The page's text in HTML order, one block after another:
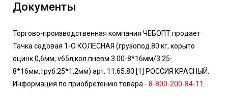
Документы
Торгово-производственная компания ЧЕБОПТ продает
Тачка садовая 1-О КОЛЕСНАЯ (грузопод.80 кг, корыто
оцинк.0,6мм, v65л,кол.пневм.3.00-8*16мм/3.25-
8*16мм,труб.25*1,2мм) арт. 11.65.80 [1] РОССИЯ КРАСНЫЙ.
Информация по приобретению товара - 8-800-200-84-11